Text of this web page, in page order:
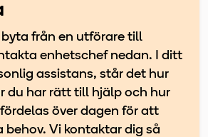
från en utförare till
enhetschef nedan. I ditt
assistans, står det hur
du har rätt till hjälp och hur
över dagen för att
behov. Vi kontaktar dig så